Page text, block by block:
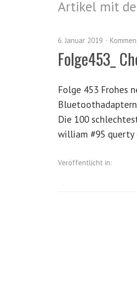
Artikel mit
6. Januar 2019
Folge453_
Folge 453 Frohes
Die 100
william #95
Veröffentlicht in: